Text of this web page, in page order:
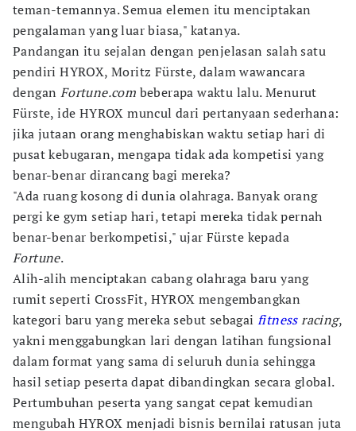
teman-temannya. Semua elemen itu menciptakan
pengalaman yang luar biasa," katanya.
Pandangan itu sejalan dengan penjelasan salah satu
pendiri HYROX, Moritz Fürste, dalam wawancara
dengan Fortune.com beberapa waktu lalu. Menurut
Fürste, ide HYROX muncul dari pertanyaan sederhana:
jika jutaan orang menghabiskan waktu setiap hari di
pusat kebugaran, mengapa tidak ada kompetisi yang
benar-benar dirancang bagi mereka?
"Ada ruang kosong di dunia olahraga. Banyak orang
pergi ke gym setiap hari, tetapi mereka tidak pernah
benar-benar berkompetisi," ujar Fürste kepada
Fortune.
Alih-alih menciptakan cabang olahraga baru yang
rumit seperti CrossFit, HYROX mengembangkan
kategori baru yang mereka sebut sebagai fitnessracing,
yakni menggabungkan lari dengan latihan fungsional
dalam format yang sama di seluruh dunia sehingga
hasil setiap peserta dapat dibandingkan secara global.
Pertumbuhan peserta yang sangat cepat kemudian
mengubah HYROX menjadi bisnis bernilai ratusan juta